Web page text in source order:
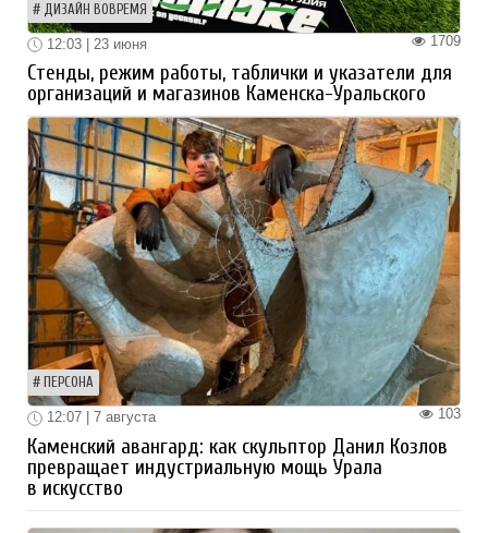
ДИЗАЙН ВОВРЕМЯ
1709
12:03 | 23 июня
Стенды, режим работы, таблички и указатели для
организаций и магазинов Каменска-Уральского
ПЕРСОНА
103
12:07 | 7 августа
Каменский авангард: как скульптор Данил Козлов
превращает индустриальную мощь Урала
в искусство